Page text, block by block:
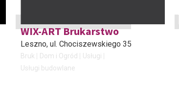
WIX-ART Brukarstwo
Leszno, ul. Chociszewskiego 35
Bruk Dom i Ogród
Usługi
Usługi budowlane